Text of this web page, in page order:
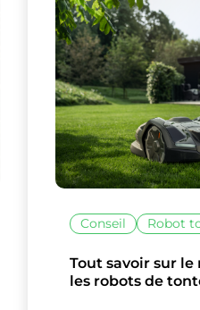
Conseil Robot
Tout savoir sur
les robots de